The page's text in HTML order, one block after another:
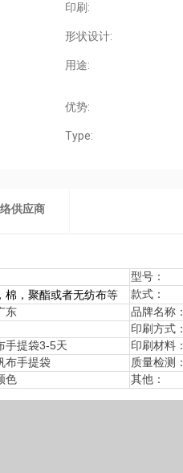
印刷:
形状设计:
用途:
优势:
Type:
供应商
型号：
棉，聚酯或者无纺布等 款式：
东 品牌名称：
印刷方式：
手提袋3-5天 印刷材料：
布手提袋 质量检测：
色 其他：